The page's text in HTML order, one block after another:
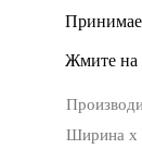
Жмите на
Ширина x